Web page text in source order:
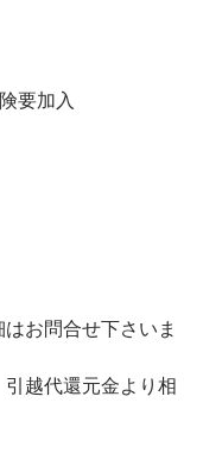
加入
お問合せ下さいま
越代還元金より相